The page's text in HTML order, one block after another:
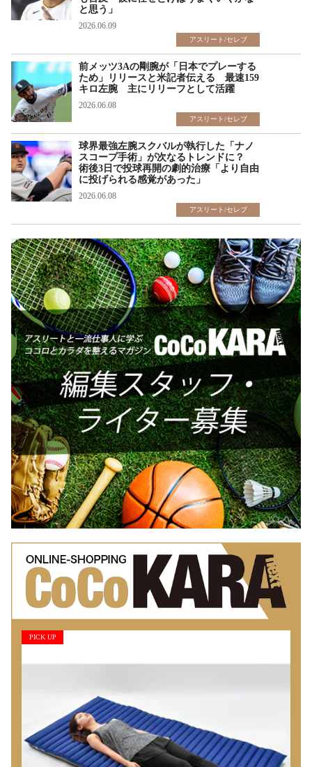
と思う」
2026.06.09
アスリート/セレブ
前メッツ3Aの剛腕が「日本でプレーする
ため」リリースと米記者伝える 最速159
キロ左腕 主にリリーフとして活躍
2026.06.08
アスリート/セレブ
球界最強左腕スクバルが執行した「ナノ
スコープ手術」が次なるトレンドに？
術後3日で投球再開の劇的治療「より自由
に投げられる感覚があった」
2026.06.08
アスリート/セレブ
PICK UP